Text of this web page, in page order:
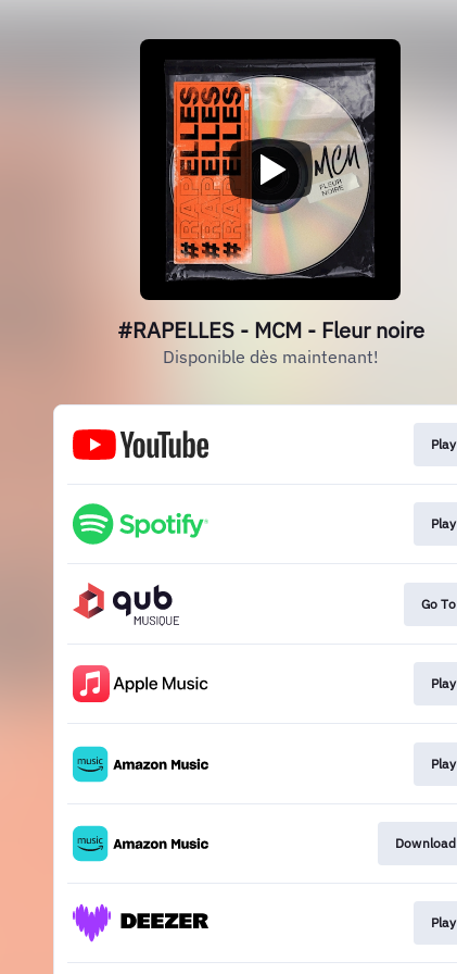
#RAPELLES - MCM - Fleur noire
Disponible dès maintenant!
Play
Play
Go To
Play
Play
Download
Play